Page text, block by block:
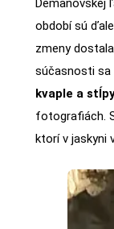
Demänovskej
období sú
zmeny
súčasnosti sa
kvaple a
fotografiách.
ktorí v jaskyni